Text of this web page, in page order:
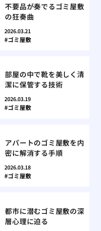
不要品が奏でるゴミ屋敷
の狂奏曲
2026.03.21
ゴミ屋敷
部屋の中で靴を美しく清
潔に保管する技術
2026.03.19
ゴミ屋敷
アパートのゴミ屋敷を内
密に解消する手順
2026.03.18
ゴミ屋敷
都市に潜むゴミ屋敷の深
層心理に迫る